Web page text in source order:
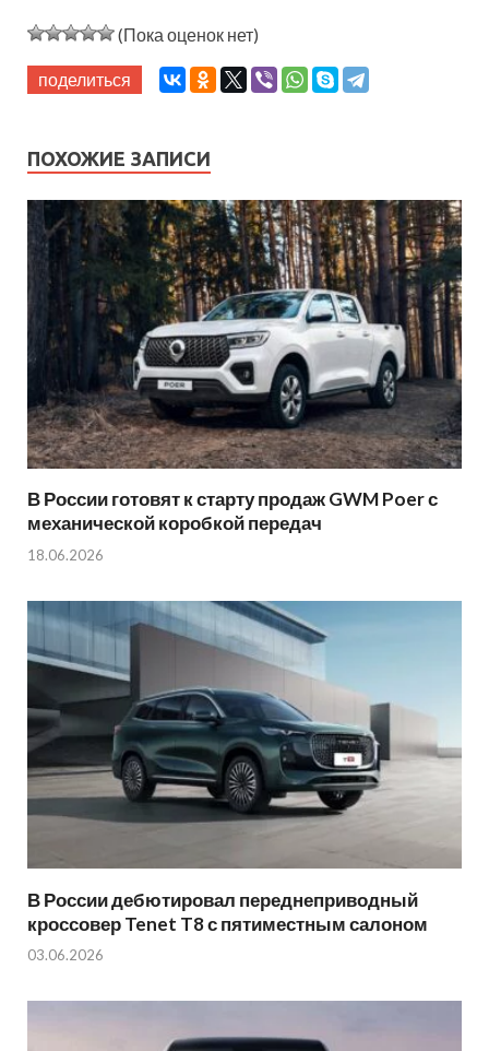
(Пока оценок нет)
поделиться
ПОХОЖИЕ ЗАПИСИ
В России готовят к старту продаж GWM Poer с
механической коробкой передач
18.06.2026
В России дебютировал переднеприводный
кроссовер Tenet T8 с пятиместным салоном
03.06.2026